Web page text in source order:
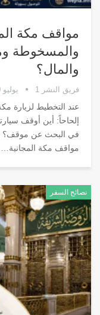
مواقف مكة
والمسخوطة
والمال؟
فريق النشر 1 يوليو 30, 2026
عند التخطيط لزيارة
إلحاحاً: أين أوقف
في البحث عن موقف؟
مواقف مكة المجانية
نصائح السفر